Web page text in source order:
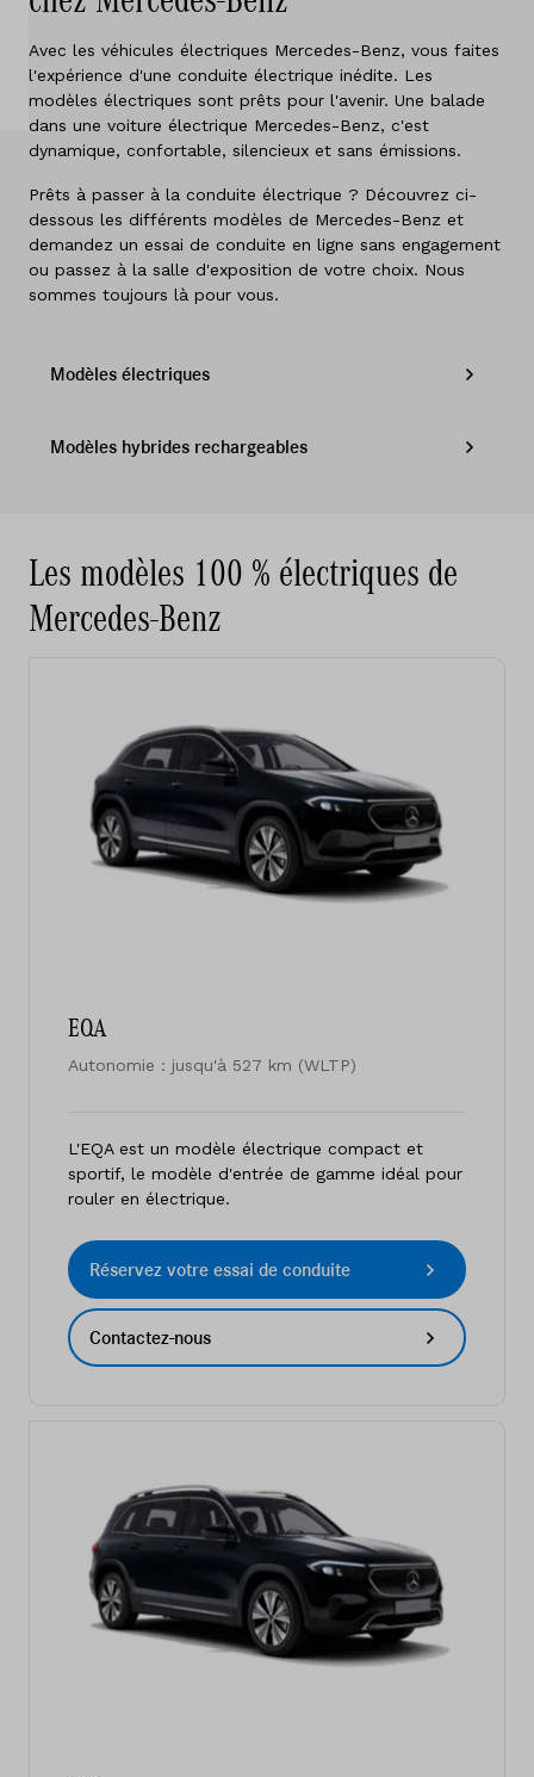
Pays
Belgique
Langue
Néerlandais
Français
Avec les véhicules électriques Mercedes-Benz, vous faites
l'expérience d'une conduite électrique inédite. Les
modèles électriques sont prêts pour l'avenir. Une balade
dans une voiture électrique Mercedes-Benz, c'est
dynamique, confortable, silencieux et sans émissions.
Prêts à passer à la conduite électrique ? Découvrez ci-
dessous les différents modèles de Mercedes-Benz et
demandez un essai de conduite en ligne sans engagement
ou passez à la salle d'exposition de votre choix. Nous
sommes toujours là pour vous.
Modèles électriques
Modèles hybrides rechargeables
Les modèles 100 % électriques de
Mercedes-Benz
EQA
Autonomie : jusqu'à 527 km (WLTP)
L'EQA est un modèle électrique compact et
sportif, le modèle d'entrée de gamme idéal pour
rouler en électrique.
Réservez votre essai de conduite
Contactez-nous